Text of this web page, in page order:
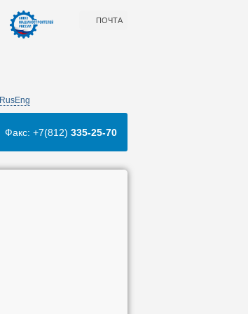
ПОЧТА
RusEng
Факс: +7(812) 335-25-70